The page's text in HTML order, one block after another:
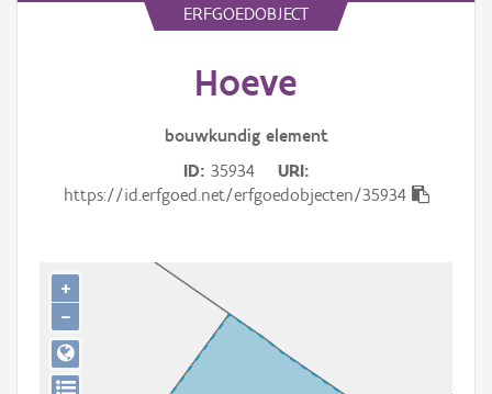
Gebeurtenis
Persoon of collectief
Downloads
ERFGOEDOBJECT
Hoeve
bouwkundig element
ID 35934
URI
https://id.erfgoed.net/erfgoedobjecten/35934
+
−